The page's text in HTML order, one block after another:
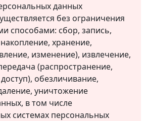
данных
без ограничения
способами: сбор, запись,
хранение,
изменение), извлечение,
(распространение,
обезличивание,
уничтожение
в том числе
системах персональных